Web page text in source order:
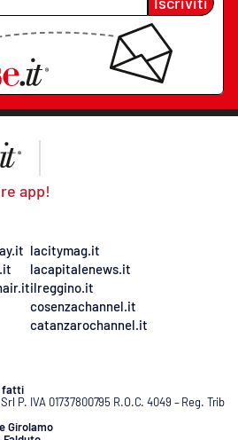
app!
lacitymag.it
lacapitalenews.it
ilreggino.it
cosenzachannel.it
catanzarochannel.it
fatti
P. IVA 01737800795 R.O.C. 4049 – Reg. Trib
Girolamo